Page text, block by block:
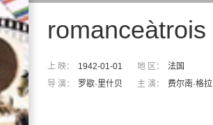
romanceàtrois
上 映： 1942-01-01 地 区： 法国
导 演：
罗歇·里什贝 主 演： 费尔南·格